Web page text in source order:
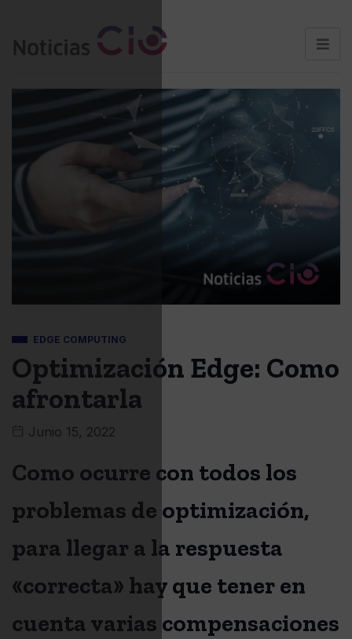
EDGE COMPUTING
Optimización Edge: Como
afrontarla
Junio 15, 2022
Como ocurre con todos los
problemas de optimización,
para llegar a la respuesta
«correcta» hay que tener en
cuenta varias compensaciones